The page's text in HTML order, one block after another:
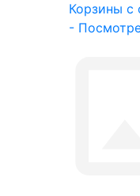
Корзины с
-